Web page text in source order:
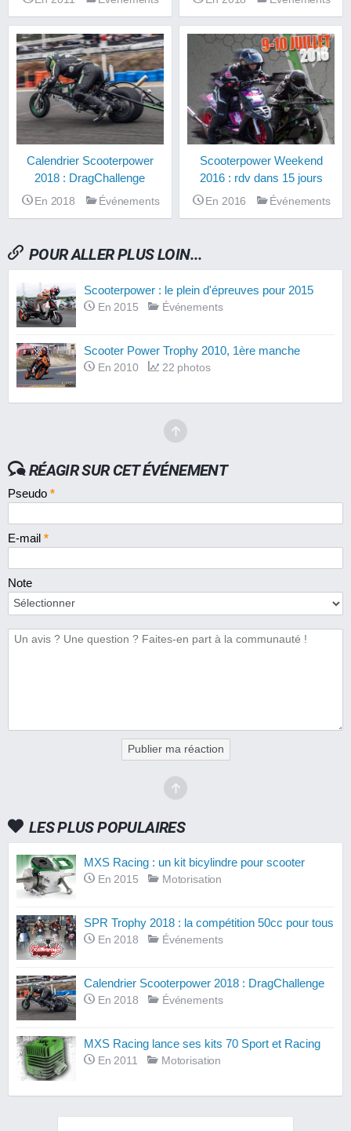
Calendrier Scooterpower
2018 : DragChallenge
En 2018 Événements
Scooterpower Weekend
2016 : rdv dans 15 jours
En 2016 Événements
POUR ALLER PLUS LOIN...
Scooterpower : le plein d'épreuves pour 2015
En 2015 Événements
Scooter Power Trophy 2010, 1ère manche
En 2010 22 photos
RÉAGIR SUR CET ÉVÉNEMENT
Pseudo *
E-mail *
Note
Publier ma réaction
LES PLUS POPULAIRES
MXS Racing : un kit bicylindre pour scooter
En 2015 Motorisation
SPR Trophy 2018 : la compétition 50cc pour tous
En 2018 Événements
Calendrier Scooterpower 2018 : DragChallenge
En 2018 Événements
MXS Racing lance ses kits 70 Sport et Racing
En 2011 Motorisation